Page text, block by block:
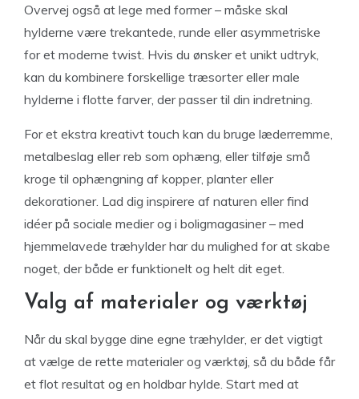
Overvej også at lege med former – måske skal
hylderne være trekantede, runde eller asymmetriske
for et moderne twist. Hvis du ønsker et unikt udtryk,
kan du kombinere forskellige træsorter eller male
hylderne i flotte farver, der passer til din indretning.
For et ekstra kreativt touch kan du bruge læderremme,
metalbeslag eller reb som ophæng, eller tilføje små
kroge til ophængning af kopper, planter eller
dekorationer. Lad dig inspirere af naturen eller find
idéer på sociale medier og i boligmagasiner – med
hjemmelavede træhylder har du mulighed for at skabe
noget, der både er funktionelt og helt dit eget.
Valg af materialer og værktøj
Når du skal bygge dine egne træhylder, er det vigtigt
at vælge de rette materialer og værktøj, så du både får
et flot resultat og en holdbar hylde. Start med at